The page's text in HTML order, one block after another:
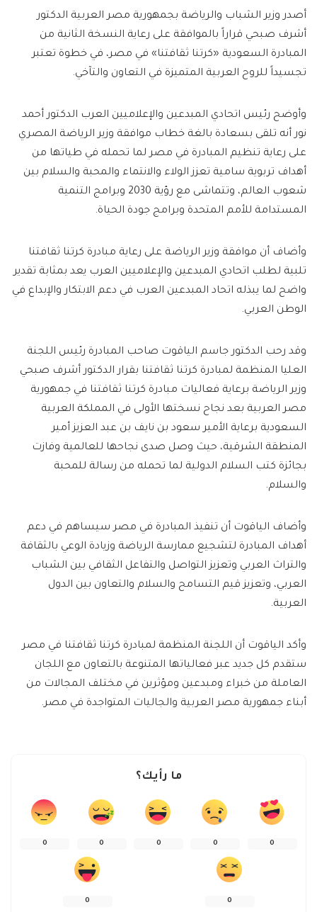
أصدر وزير الشباب والرياضة بجمهورية مصر العربية الدكتور
أشرف صبحي قراراً بالموافقة على رعاية النسخة الثانية من
المبادرة السعودية «كرتنا ثقافتنا» في مصر، في خطوة تعتبر
تجسيداً للروح العربية المتميزة في التعاون والتآخي.
وأوضح رئيس اتحادي المبدعين والإعلاميين العرب الدكتور أحمد
نور أنه تلقى بسعادة بالغة خطاب موافقة وزير الرياضة المصري
على رعاية تنظيم المبادرة في مصر لما تحمله في طياتها من
أهداف تربوية سامية تعزز الولاء والانتماء والمحبة والسلام بين
شعوب العالم، وتتماشى مع رؤية 2030 وبرامج التنمية
المستدامة للأمم المتحدة وبرامج جودة الحياة.
وأضاف أن موافقة وزير الرياضة على رعاية مبادرة كرتنا ثقافتنا
تلبية لطلب اتحادي المبدعين والإعلاميين العرب يعد بمثابة تقدير
واضح لما يبذله اتحاد المبدعين العرب في دعم الابتكار والإبداع في
الوطن العربي.
وقد رحب الدكتور جاسم الياقوت صاحب المبادرة رئيس اللجنة
العليا المنظمة لمبادرة كرتنا ثقافتنا بقرار الدكتور أشرف صبحي
وزير الرياضة برعاية فعاليات مبادرة كرتنا ثقافتنا في جمهورية
مصر العربية بعد نجاح نسختها الأولى في المملكة العربية
السعودية برعاية الأمير سعود بن نايف بن عبد العزيز أمير
المنطقة الشرقية، حيث وصل صدى نجاحها للعالمية وفازت
بجائزة كتب السلام الدولية لما تحمله من رسالة للمحبة
والسلام.
وأضاف الياقوت أن تنفيذ المبادرة في مصر سيساهم في دعم
أهداف المبادرة لتشجيع ممارسة الرياضة وزيادة الوعي بالثقافة
والتراث العربي وتعزيز التواصل والتفاعل الثقافي بين الشباب
العربي، وتعزيز قيم التسامح والسلام والتعاون بين الدول
العربية.
وأكد الياقوت أن اللجنة المنظمة لمبادرة كرتنا ثقافتنا في مصر
ستقدم كل جديد عبر فعالياتها المتنوعة بالتعاون مع اللجان
العاملة من خبراء ومبدعين ومؤثرين في مختلف المجالات من
أبناء جمهورية مصر العربية والجاليات المتواجدة في مصر.
ما رأيك؟
0
0
0
0
0
0
0